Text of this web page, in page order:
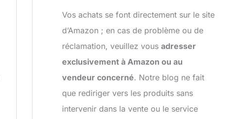
Vos achats se font directement sur le site
d’Amazon ; en cas de problème ou de
réclamation, veuillez vousadresser
exclusivement à Amazon ou au
vendeur concerné. Notre blog ne fait
que rediriger vers les produits sans
intervenir dans la vente ou le service